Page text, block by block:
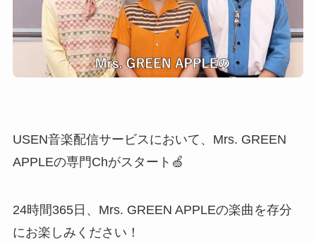
USEN音楽配信サービスにおいて、Mrs. GREEN
APPLEの専門Chがスタート🍏
24時間365日、Mrs. GREEN APPLEの楽曲を存分
にお楽しみください！